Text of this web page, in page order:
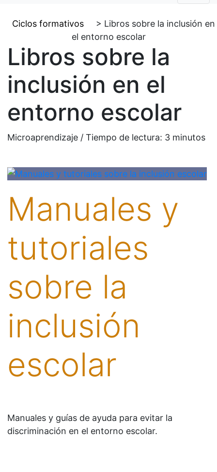
Ciclos formativos > Libros sobre la inclusión en
el entorno escolar
Libros sobre la
inclusión en el
entorno escolar
Microaprendizaje / Tiempo de lectura: 3 minutos
Manuales y
tutoriales
sobre la
inclusión
escolar
Manuales y guías de ayuda para evitar la
discriminación en el entorno escolar.